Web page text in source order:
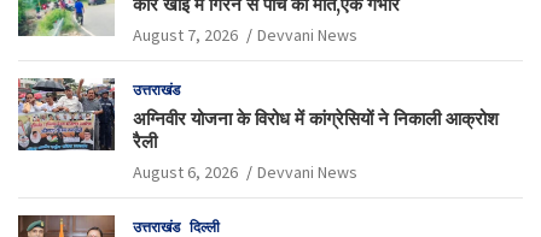
August 7, 2026 Devvani News
उत्तराखंड
अग्निवीर योजना के विरोध में कांग्रेसियों ने निकाली आक्रोश
रैली
August 6, 2026 Devvani News
उत्तराखंड दिल्ली